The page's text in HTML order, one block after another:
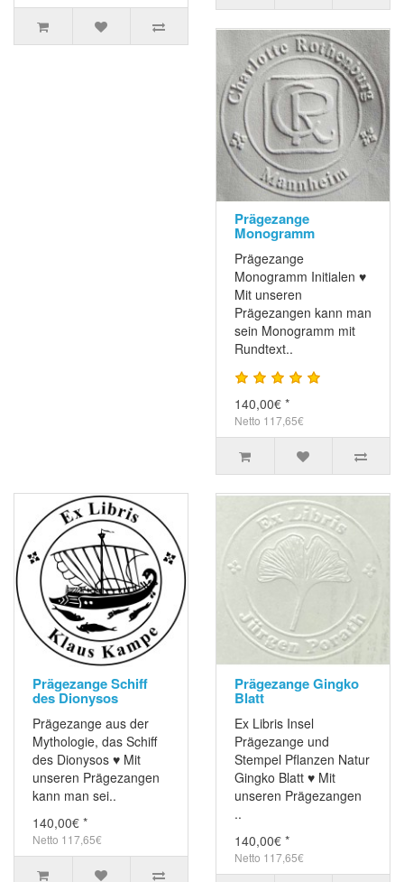
Prägezange
Monogramm
Prägezange
Monogramm Initialen ♥
Mit unseren
Prägezangen kann man
sein Monogramm mit
Rundtext..
140,00€ *
Netto 117,65€
Prägezange Schiff
des Dionysos
Prägezange aus der
Mythologie, das Schiff
des Dionysos ♥ Mit
unseren Prägezangen
kann man sei..
140,00€ *
Netto 117,65€
Prägezange Gingko
Blatt
Ex Libris Insel
Prägezange und
Stempel Pflanzen Natur
Gingko Blatt ♥ Mit
unseren Prägezangen
..
140,00€ *
Netto 117,65€